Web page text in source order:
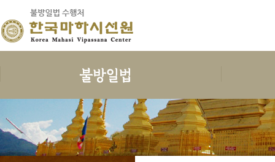
보시의 정의
보시의 이익
지계
삼귀의
삼보공덕
수행
예불독송
청법
한국마하
인사말
연혁